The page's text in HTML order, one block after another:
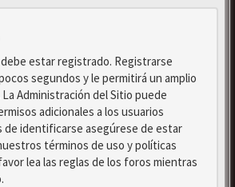
estar registrado. Registrarse
segundos y le permitirá un amplio
Administración del Sitio puede
adicionales a los usuarios
de identificarse asegúrese de estar
términos de uso y políticas
lea las reglas de los foros mientras